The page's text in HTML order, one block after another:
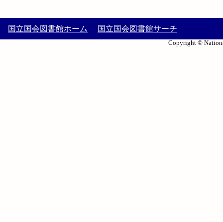
国立国会図書館ホーム 国立国会図書館サーチ
Copyright ©